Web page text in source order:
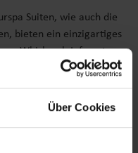
Über Cookies
Suiten, wie auch die
bieten ein einzigartiges
Whirlpool, Infrarot
wurden mit unseren